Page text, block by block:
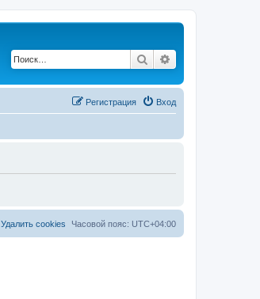
Поиск
Вход
Регистрация
Часовой пояс: UTC+04:00
Удалить cookies